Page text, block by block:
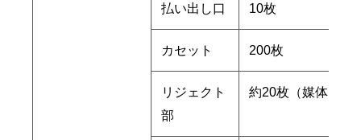
払い出し口 10枚
カセット 200枚
リジェクト
部
約20枚（媒体によ